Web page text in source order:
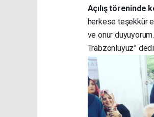
Açılış töreninde
herkese teşekkür
ve onur
Trabzonluyuz”